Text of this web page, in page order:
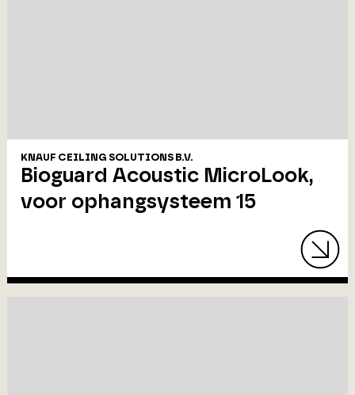
KNAUF CEILING SOLUTIONS B.V.
Bioguard Acoustic MicroLook,
voor ophangsysteem 15